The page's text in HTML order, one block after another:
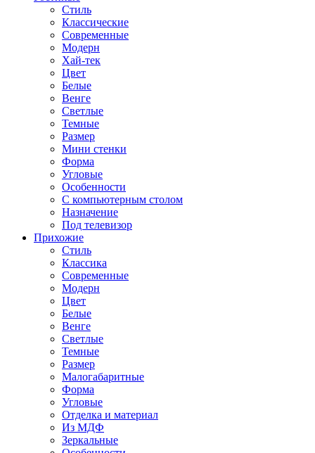
Стиль
Классические
Современные
Модерн
Хай-тек
Цвет
Белые
Венге
Светлые
Темные
Размер
Мини стенки
Форма
Угловые
Особенности
С компьютерным столом
Назначение
Под телевизор
Прихожие
Стиль
Классика
Современные
Модерн
Цвет
Белые
Венге
Светлые
Темные
Размер
Малогабаритные
Форма
Угловые
Отделка и материал
Из МДФ
Зеркальные